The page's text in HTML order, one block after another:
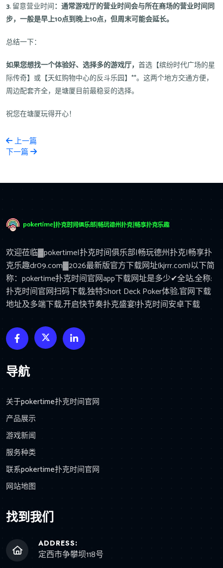
3.留意营业时间：通常游戏厅的营业时间会与所在商场的营业时间同
步，一般是早上10点到晚上10点，但周末可能会延长。
总结一下：
如果您想找一个体验好、选择多的游戏厅， 首选【缤纷时代广场的星
际传奇】或【天虹购物中心的反斗乐园】**。这两个地方交通方便，
周边配套齐全，是塘厦目前最稳妥的选择。
祝您在塘厦玩得开心！
上一篇
下一篇
欢迎莅临▓pokertime|扑克时间俱乐部|畅玩德州扑克|畅享扑
克乐趣dr09.com▓2026最新版官方下载网址(kjrrr.com)以下简
称：pokertime扑克时间官网app下载网址是多少✔全站,全称:
扑克时间官网扫码下载,独特Short Deck Poker体验,官网下载
地址及多端下载,开启快节奏扑克盛宴!扑克时间安卓下载
导航
关于pokertime扑克时间官网
产品展示
游戏新闻
服务种类
联系pokertime扑克时间官网
网站地图
找到我们
ADDRESS:
定西市争攀坝118号